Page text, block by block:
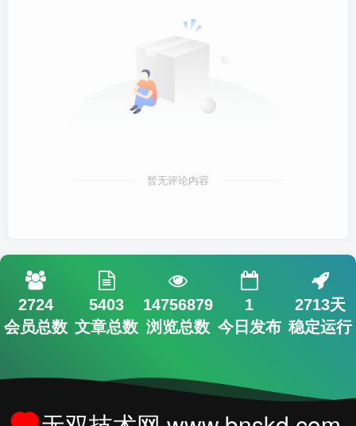
暂无评论内容
2724
会员总数
5403
文章总数
14756879
浏览总数
1
今日发布
2713天
稳定运行